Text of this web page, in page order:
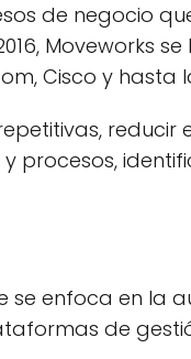
de negocio
Cisco y hasta
enfoca en
de